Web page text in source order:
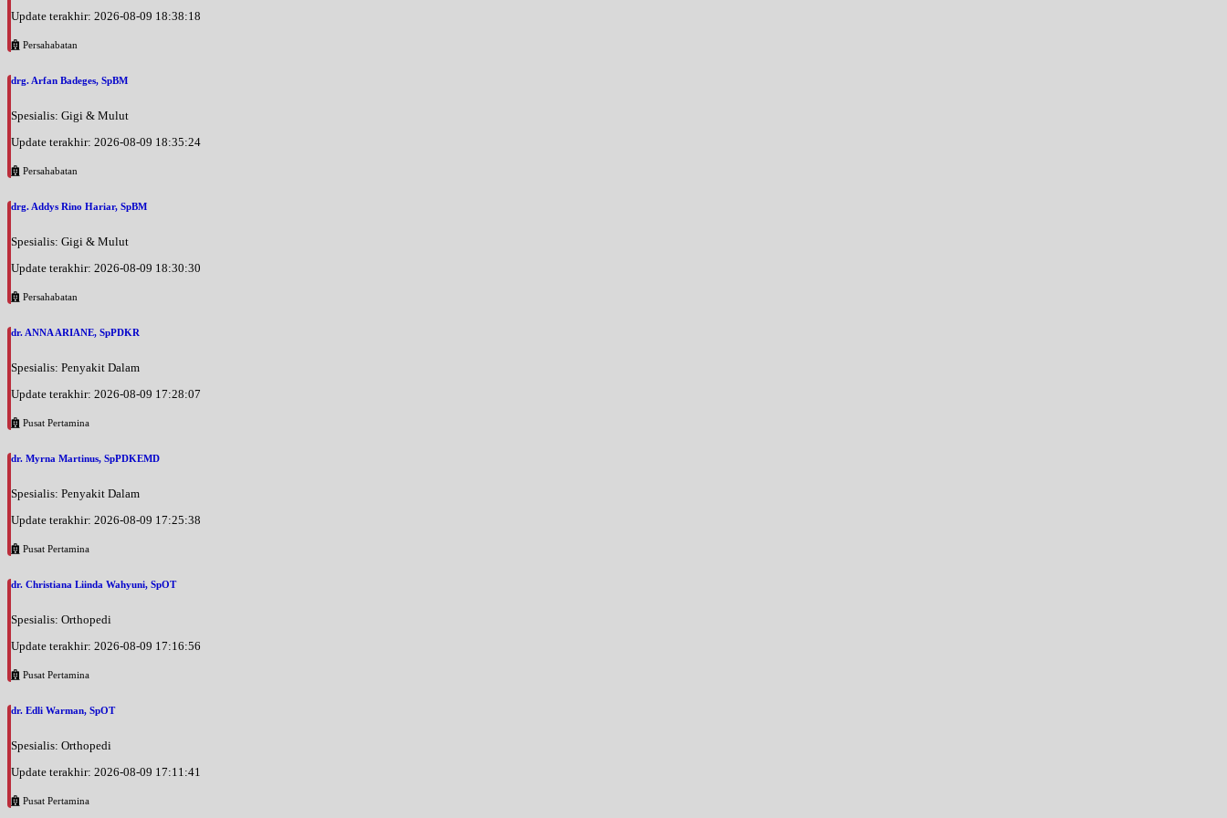
Update terakhir: 2026-08-09 18:38:18
Persahabatan
drg. Arfan Badeges, SpBM
Spesialis: Gigi & Mulut
Update terakhir: 2026-08-09 18:35:24
Persahabatan
drg. Addys Rino Hariar, SpBM
Spesialis: Gigi & Mulut
Update terakhir: 2026-08-09 18:30:30
Persahabatan
dr. ANNA ARIANE, SpPDKR
Spesialis: Penyakit Dalam
Update terakhir: 2026-08-09 17:28:07
Pusat Pertamina
dr. Myrna Martinus, SpPDKEMD
Spesialis: Penyakit Dalam
Update terakhir: 2026-08-09 17:25:38
Pusat Pertamina
dr. Christiana Liinda Wahyuni, SpOT
Spesialis: Orthopedi
Update terakhir: 2026-08-09 17:16:56
Pusat Pertamina
dr. Edli Warman, SpOT
Spesialis: Orthopedi
Update terakhir: 2026-08-09 17:11:41
Pusat Pertamina